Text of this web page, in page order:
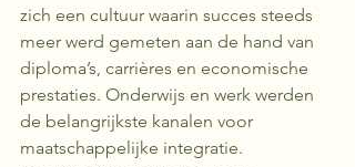
zich een cultuur waarin succes steeds
meer werd gemeten aan de hand van
diploma’s, carrières en economische
prestaties. Onderwijs en werk werden
de belangrijkste kanalen voor
maatschappelijke integratie.